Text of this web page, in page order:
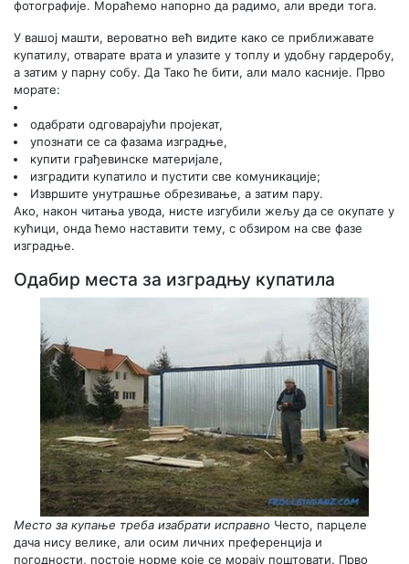
фотографије. Мораћемо напорно да радимо, али вреди тога.
У вашој машти, вероватно већ видите како се приближавате
купатилу, отварате врата и улазите у топлу и удобну гардеробу,
а затим у парну собу. Да Тако ће бити, али мало касније. Прво
морате:
одабрати одговарајући пројекат,
упознати се са фазама изградње,
купити грађевинске материјале,
изградити купатило и пустити све комуникације;
Извршите унутрашње обрезивање, а затим пару.
Ако, након читања увода, нисте изгубили жељу да се окупате у
кућици, онда ћемо наставити тему, с обзиром на све фазе
изградње.
Одабир места за изградњу купатила
Место за купање треба изабрати исправно Често, парцеле
дача нису велике, али осим личних преференција и
погодности, постоје норме које се морају поштовати. Прво